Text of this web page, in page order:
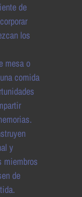
de
los
mesa o
comida
y
miembros
de